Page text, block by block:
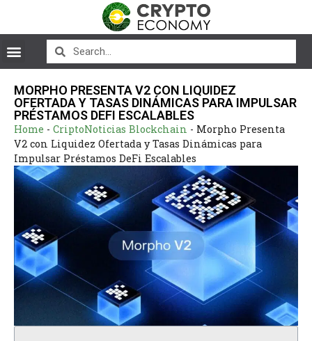
MORPHO PRESENTA V2 CON LIQUIDEZ
OFERTADA Y TASAS DINÁMICAS PARA IMPULSAR
PRÉSTAMOS DEFI ESCALABLES
Home - CriptoNoticias Blockchain - Morpho Presenta
V2 con Liquidez Ofertada y Tasas Dinámicas para
Impulsar Préstamos DeFi Escalables